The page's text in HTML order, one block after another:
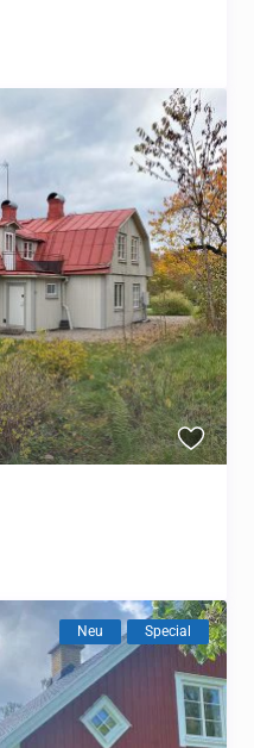
Neu Special